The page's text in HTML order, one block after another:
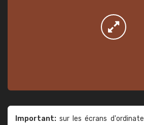
Important: sur les écrans